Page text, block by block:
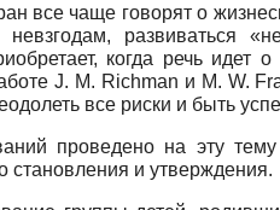
все чаще говорят о
невзгодам, развиваться
когда речь
J. M. Richman и M. W.
все риски и быть
проведено на эту
становления и утверждения.